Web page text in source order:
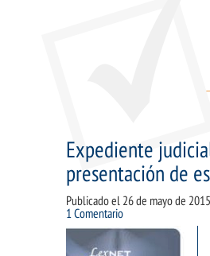
Expediente
presentación de
Publicado el 26 de mayo de 2015
1 Comentario